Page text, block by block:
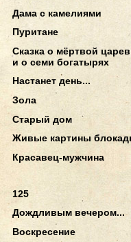
Дама с камелиями
Пуритане
Сказка о мёртвой
и о семи богатырях
Настанет день...
Зола
Старый дом
Живые картины
Красавец-мужчина
125
Дождливым вечером...
Воскресение